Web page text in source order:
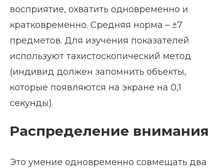
восприятие, охватить одновременно и
кратковременно. Средняя норма – ±7
предметов. Для изучения показателей
используют тахистоскопический метод
(индивид должен запомнить объекты,
которые появляются на экране на 0,1
секунды).
Распределение внимания
Это умение одновременно совмещать два